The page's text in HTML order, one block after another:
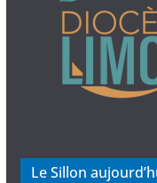
Le Sillon